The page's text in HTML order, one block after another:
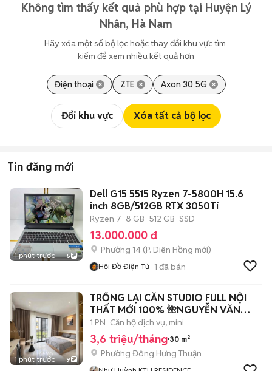
Không tìm thấy kết quả phù hợp tại Huyện Lý
Nhân, Hà Nam
Hãy xóa một số bộ lọc hoặc thay đổi khu vực tìm
kiếm để xem nhiều kết quả hơn
Điện thoại ZTE Axon 30 5G
Đổi khu vực Xóa tất cả bộ lọc
Tin đăng mới
1 phút trước 5
Dell G15 5515 Ryzen 7-5800H 15.6
inch 8GB/512GB RTX 3050Ti
Ryzen 7 8 GB 512 GB SSD
13.000.000 đ
Phường 14 (P. Diên Hồng mới)
Hội Đồ Điện Tử 1 đã bán
1 phút trước 9
TRỐNG LẠI CĂN STUDIO FULL NỘI
THẤT MỚI 100% 🌺NGUYỄN VĂN
QUÁ🌺
1 PN Căn hộ dịch vụ, mini
3,6 triệu/tháng 30 m²
Phường Đông Hưng Thuận